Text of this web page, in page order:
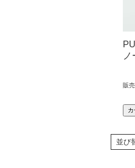
販
並び